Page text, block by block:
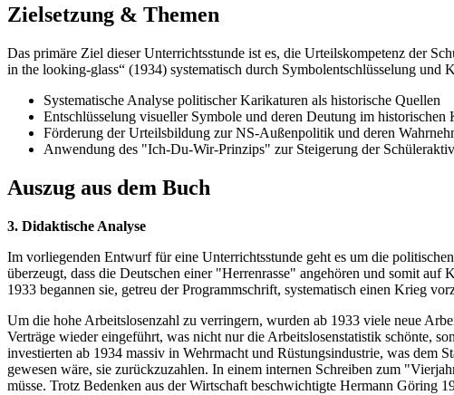
Zielsetzung & Themen
Das primäre Ziel dieser Unterrichtsstunde ist es, die Urteilskompetenz der
in the looking-glass“ (1934) systematisch durch Symbolentschlüsselung und
Systematische Analyse politischer Karikaturen als historische Quellen
Entschlüsselung visueller Symbole und deren Deutung im historischen
Förderung der Urteilsbildung zur NS-Außenpolitik und deren
Anwendung des "Ich-Du-Wir-Prinzips" zur Steigerung der
Auszug aus dem Buch
3. Didaktische Analyse
Im vorliegenden Entwurf für eine Unterrichtsstunde geht es um die
überzeugt, dass die Deutschen einer "Herrenrasse" angehören und somit
1933 begannen sie, getreu der Programmschrift, systematisch einen Krieg
Um die hohe Arbeitslosenzahl zu verringern, wurden ab 1933 viele neue
Verträge wieder eingeführt, was nicht nur die Arbeitslosenstatistik schönte,
investierten ab 1934 massiv in Wehrmacht und Rüstungsindustrie, was dem
gewesen wäre, sie zurückzuzahlen. In einem internen Schreiben zum
müsse. Trotz Bedenken aus der Wirtschaft beschwichtigte Hermann Göring